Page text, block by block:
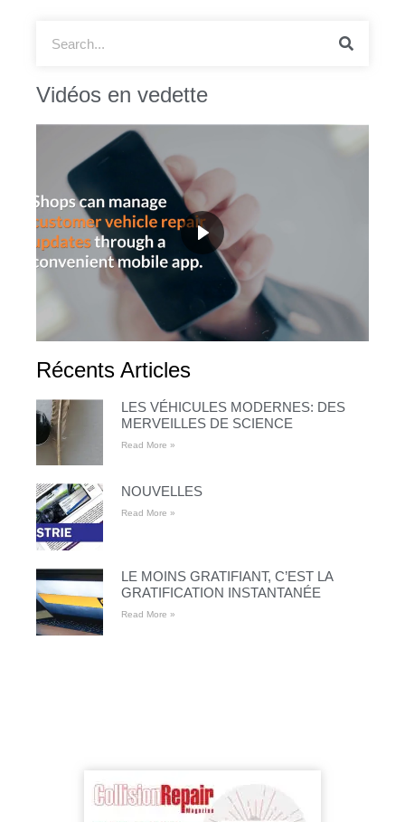
Vidéos en vedette
Récents Articles
LES VÉHICULES MODERNES: DES
MERVEILLES DE SCIENCE
Read More »
NOUVELLES
Read More »
LE MOINS GRATIFIANT, C’EST LA
GRATIFICATION INSTANTANÉE
Read More »